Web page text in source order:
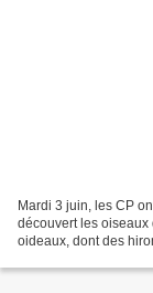
Mardi 3 juin, les CP
découvert les
oideaux, dont des